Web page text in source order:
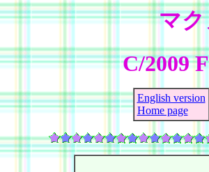
マ
C/2009
English version
Home page